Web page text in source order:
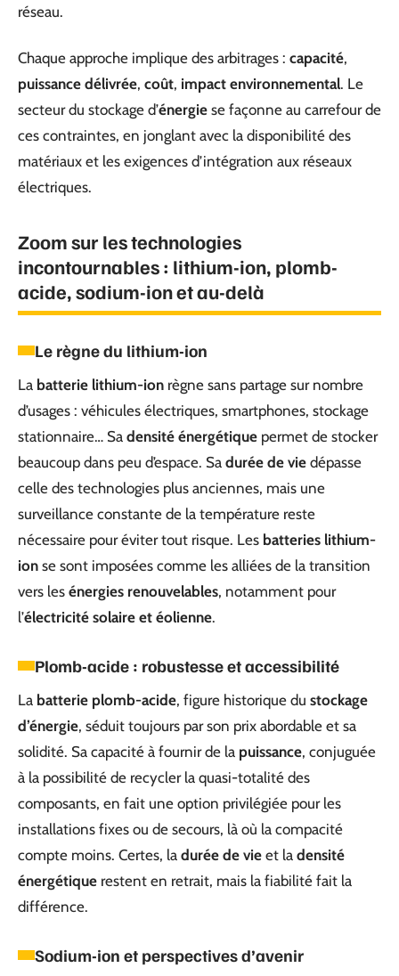
réseau.
Chaque approche implique des arbitrages : capacité,
puissance délivrée, coût, impact environnemental. Le
secteur du stockage d’énergie se façonne au carrefour de
ces contraintes, en jonglant avec la disponibilité des
matériaux et les exigences d’intégration aux réseaux
électriques.
Zoom sur les technologies
incontournables : lithium-ion, plomb-
acide, sodium-ion et au-delà
Le règne du lithium-ion
La batterie lithium-ion règne sans partage sur nombre
d’usages : véhicules électriques, smartphones, stockage
stationnaire… Sa densité énergétique permet de stocker
beaucoup dans peu d’espace. Sa durée de vie dépasse
celle des technologies plus anciennes, mais une
surveillance constante de la température reste
nécessaire pour éviter tout risque. Les batteries lithium-
ion se sont imposées comme les alliées de la transition
vers les énergies renouvelables, notamment pour
l’électricité solaire et éolienne.
Plomb-acide : robustesse et accessibilité
La batterie plomb-acide, figure historique du stockage
d’énergie, séduit toujours par son prix abordable et sa
solidité. Sa capacité à fournir de la puissance, conjuguée
à la possibilité de recycler la quasi-totalité des
composants, en fait une option privilégiée pour les
installations fixes ou de secours, là où la compacité
compte moins. Certes, la durée de vie et la densité
énergétique restent en retrait, mais la fiabilité fait la
différence.
Sodium-ion et perspectives d’avenir